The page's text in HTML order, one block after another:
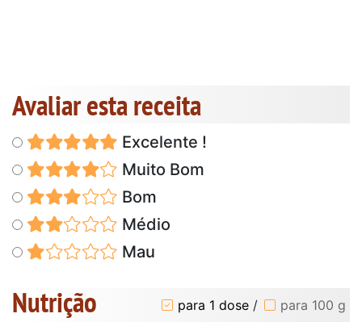
Avaliar esta receita
Excelente !
Muito Bom
Bom
Médio
Mau
Nutrição para 1 dose / para 100 g